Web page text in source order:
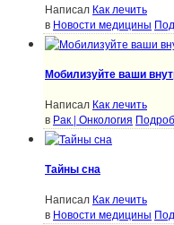
Написал Как лечить
в Новости медицины
Мобилизуйте ваши
Написал Как лечить
в Рак | Онкология
Тайны сна
Написал Как лечить
в Новости медицины